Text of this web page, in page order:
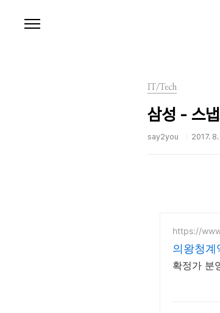
IT/Tech
삼성 - 스
say2you 2017.
https://
의왕청계
확정가 분